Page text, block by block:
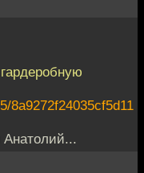
8a9272f24035cf5d11